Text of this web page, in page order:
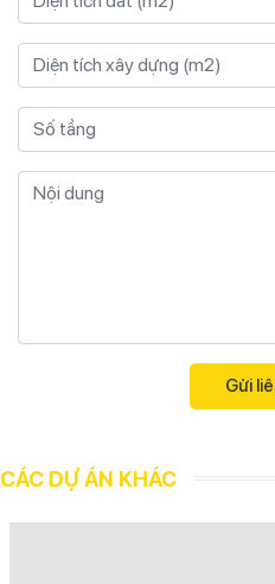
CÁC DỰ ÁN KHÁC